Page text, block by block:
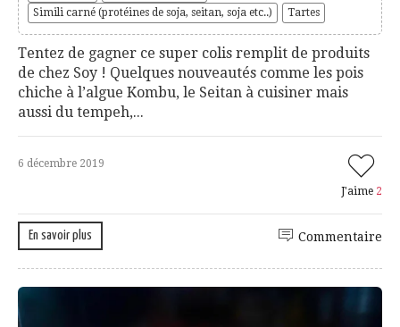
Simili carné (protéines de soja, seitan, soja etc..)
Tartes
Tentez de gagner ce super colis remplit de produits
de chez Soy ! Quelques nouveautés comme les pois
chiche à l’algue Kombu, le Seitan à cuisiner mais
aussi du tempeh,...
6 décembre 2019
J'aime 2
En savoir plus Commentaire